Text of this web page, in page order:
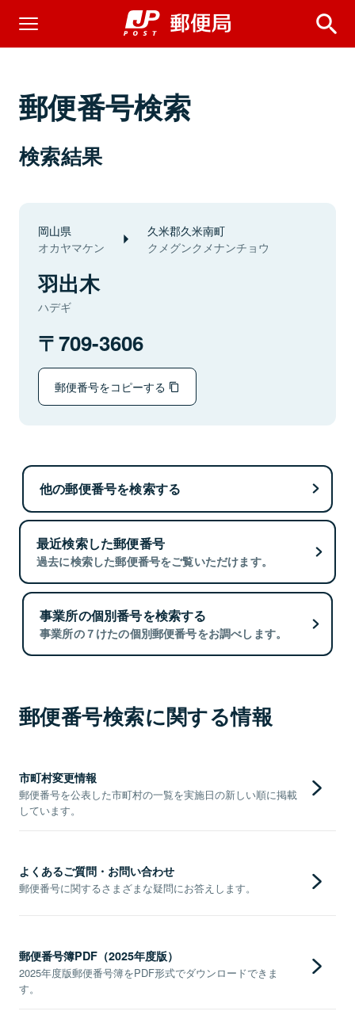
郵便番号検索
検索結果
岡山県
オカヤマケン
久米郡久米南町
クメグンクメナンチョウ
羽出木
ハデギ
709-3606
郵便番号をコピーする
他の郵便番号を検索する
最近検索した郵便番号
過去に検索した郵便番号をご覧いただけます。
事業所の個別番号を検索する
事業所の７けたの個別郵便番号をお調べします。
郵便番号検索に関する情報
市町村変更情報
郵便番号を公表した市町村の一覧を実施日の新しい順に掲載
しています。
よくあるご質問・お問い合わせ
郵便番号に関するさまざまな疑問にお答えします。
郵便番号簿PDF（2025年度版）
2025年度版郵便番号簿をPDF形式でダウンロードできま
す。